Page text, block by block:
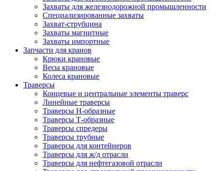
Захваты для железнодорожной промышленности
Специализированные захваты
Захват-струбцина
Захваты магнитные
Захваты импортные
Запчасти для кранов
Крюки крановые
Весы крановые
Колеса крановые
Траверсы
Концевые и центральные элементы траверс
Линейные траверсы
Траверсы Н-образные
Траверсы Т-образные
Траверсы спредеры
Траверсы трубные
Траверсы для контейнеров
Траверсы для ж/д отрасли
Траверсы для нефтегазовой отрасли